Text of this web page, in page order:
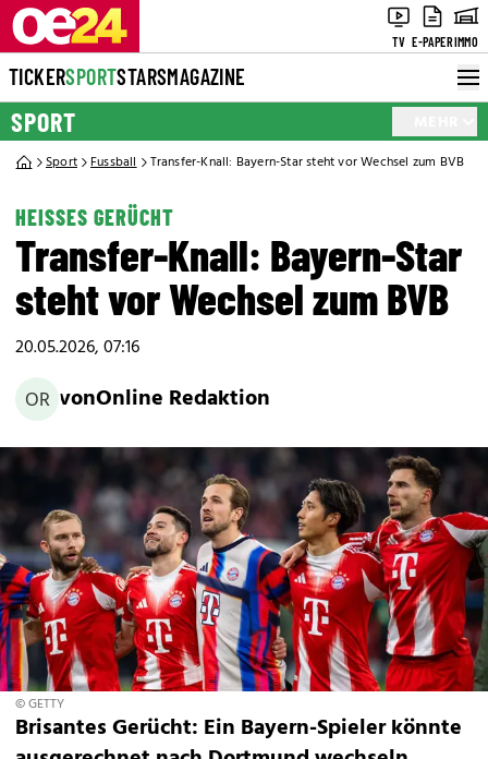
TV E-PAPERIMMO
TICKERSPORTSTARSMAGAZINE
SPORT
Sport Fussball Transfer-Knall: Bayern-Star steht vor Wechsel zum BVB
HEISSES GERÜCHT
Transfer-Knall: Bayern-Star
steht vor Wechsel zum BVB
20.05.2026, 07:16
OR vonOnline Redaktion
© GETTY
Brisantes Gerücht: Ein Bayern-Spieler könnte